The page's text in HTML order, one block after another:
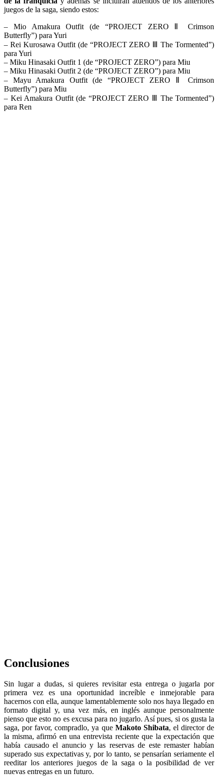
juegos de la saga, siendo estos:
– Mio Amakura Outfit (de “PROJECT ZERO Ⅱ Crimson
Butterfly”) para Yuri
– Rei Kurosawa Outfit (de “PROJECT ZERO Ⅲ The Tormented”)
para Yuri
– Miku Hinasaki Outfit 1 (de “PROJECT ZERO”) para Miu
– Miku Hinasaki Outfit 2 (de “PROJECT ZERO”) para Miu
– Mayu Amakura Outfit (de “PROJECT ZERO Ⅱ Crimson
Butterfly”) para Miu
– Kei Amakura Outfit (de “PROJECT ZERO Ⅲ The Tormented”)
para Ren
Conclusiones
Sin lugar a dudas, si quieres revisitar esta entrega o jugarla por
primera vez es una oportunidad increíble e inmejorable para
hacernos con ella, aunque lamentablemente solo nos haya llegado en
formato digital y, una vez más, en inglés aunque personalmente
pienso que esto no es excusa para no jugarlo. Así pues, si os gusta la
saga, por favor, compradlo, ya que Makoto Shibata, el director de
la misma, afirmó en una entrevista reciente que la expectación que
había causado el anuncio y las reservas de este remaster habían
superado sus expectativas y, por lo tanto, se pensarían seriamente el
reeditar los anteriores juegos de la saga o la posibilidad de ver
nuevas entregas en un futuro.